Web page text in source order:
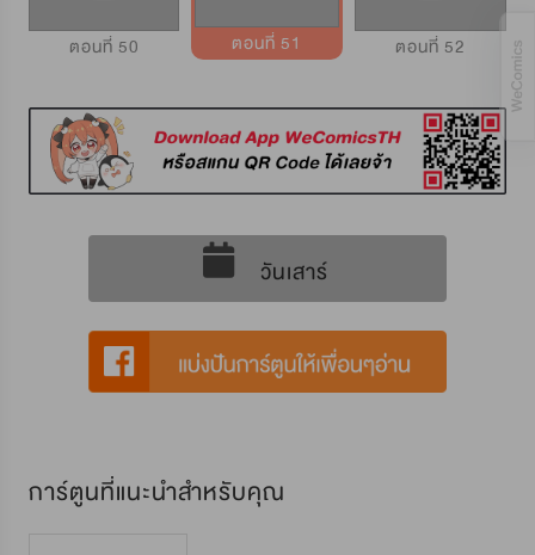
ตอนที่ 50 ตอนที่ 51 ตอนที่ 52
วันเสาร์
การ์ตูนที่แนะนำสำหรับคุณ